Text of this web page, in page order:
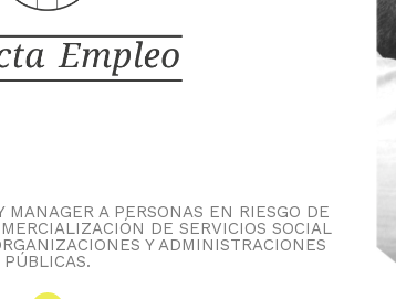
A PERSONAS EN RIESGO DE
DE SERVICIOS SOCIAL
Y ADMINISTRACIONES
PÚBLICAS.